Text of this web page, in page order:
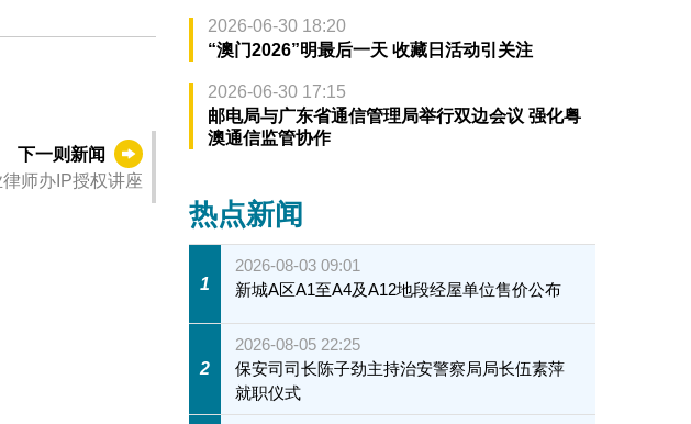
下一则新闻
师办IP授权讲座
2026-06-30 18:20
“澳门2026”明最后一天 收藏日活动引关注
2026-06-30 17:15
邮电局与广东省通信管理局举行双边会议 强化粤
澳通信监管协作
热点新闻
1
2026-08-03 09:01
新城A区A1至A4及A12地段经屋单位售价公布
2
2026-08-05 22:25
保安司司长陈子劲主持治安警察局局长伍素萍
就职仪式